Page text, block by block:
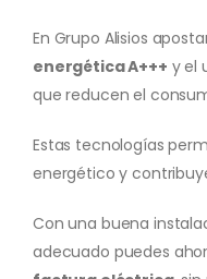
En Grupo Alisios
energética A+++ y el
que reducen el
Estas tecnologías
energético y
Con una buena
adecuado puedes